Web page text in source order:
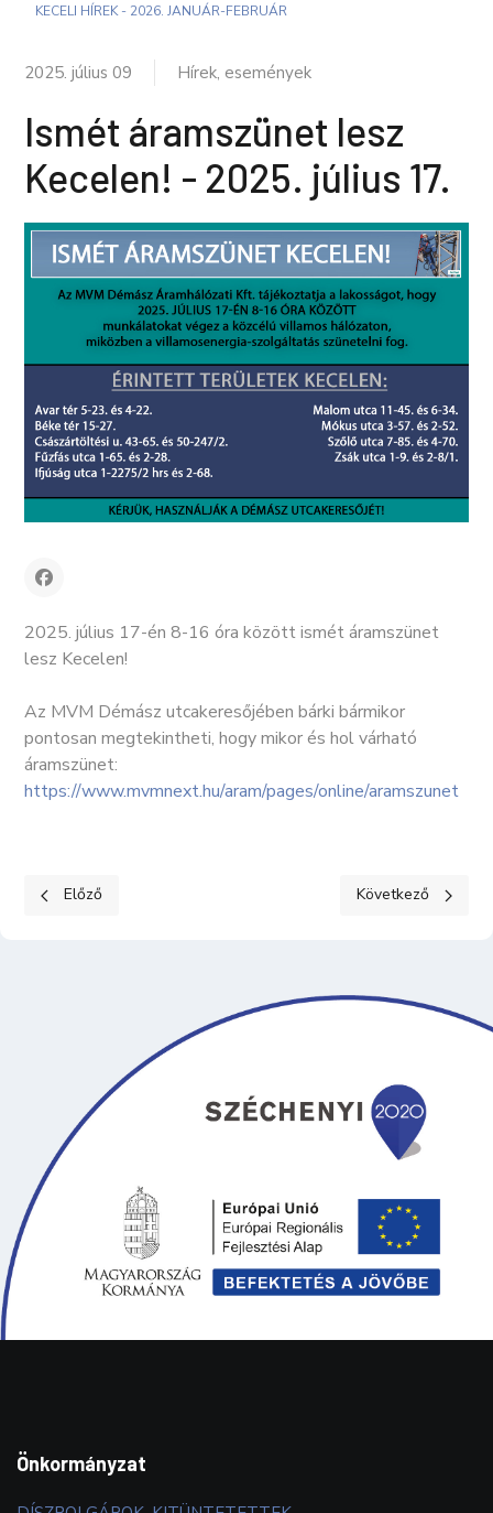
KECELI HÍREK - 2026. JANUÁR-FEBRUÁR
2025. július 09 Hírek, események
Ismét áramszünet lesz
Kecelen! - 2025. július 17.
2025. július 17-én 8-16 óra között ismét áramszünet
lesz Kecelen!
Az MVM Démász utcakeresőjében bárki bármikor
pontosan megtekintheti, hogy mikor és hol várható
áramszünet:
https://www.mvmnext.hu/aram/pages/online/aramszunet
Előző cikk: Tanulmányi támogatás 2025
Előző Következő cikk:
Következő
Önkormányzat